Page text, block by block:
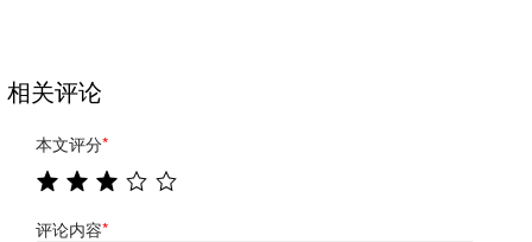
相关评论
本文评分*
评论内容*